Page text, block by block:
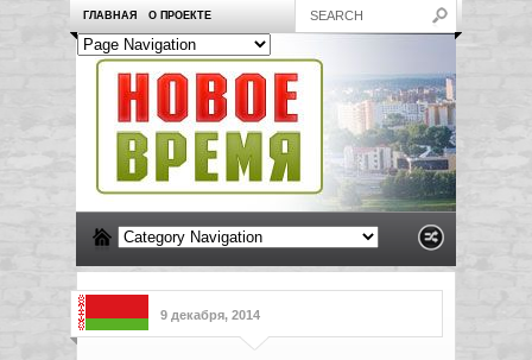
ГЛАВНАЯ О ПРОЕКТЕ
9 декабря, 2014